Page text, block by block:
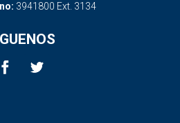
3941800 Ext. 3134